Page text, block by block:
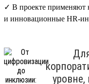
✓ В проекте применяют
и инновационные HR-